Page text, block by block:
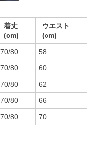
着丈
(cm)
ウエスト
(cm)
70/80 58
70/80 60
70/80 62
70/80 66
70/80 70